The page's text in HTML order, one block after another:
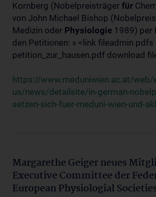
Kornberg (Nobelpreisträger für
von John Michael Bishop
Medizin oder Physiologie 1989) per
den Petitionen: » <link fileadmin pdfs
petition_zur_hausen.pdf download
https://www.meduniwien.ac.at/web/
us/news/detailsite/in-german-
setzen-sich-fuer-meduni-wien-und-
Margarethe Geiger neues
Executive Committee der
European Physiologial